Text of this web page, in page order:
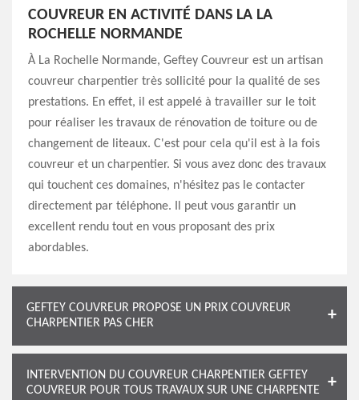
COUVREUR EN ACTIVITÉ DANS LA LA
ROCHELLE NORMANDE
À La Rochelle Normande, Geftey Couvreur est un artisan
couvreur charpentier très sollicité pour la qualité de ses
prestations. En effet, il est appelé à travailler sur le toit
pour réaliser les travaux de rénovation de toiture ou de
changement de liteaux. C'est pour cela qu'il est à la fois
couvreur et un charpentier. Si vous avez donc des travaux
qui touchent ces domaines, n'hésitez pas le contacter
directement par téléphone. Il peut vous garantir un
excellent rendu tout en vous proposant des prix
abordables.
GEFTEY COUVREUR PROPOSE UN PRIX COUVREUR
CHARPENTIER PAS CHER
INTERVENTION DU COUVREUR CHARPENTIER GEFTEY
COUVREUR POUR TOUS TRAVAUX SUR UNE CHARPENTE